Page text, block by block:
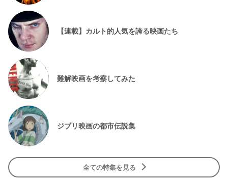
【連載】カルト的人気を誇る映画たち
難解映画を考察してみた
ジブリ映画の都市伝説集
全ての特集を見る